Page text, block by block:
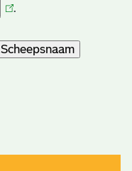
.
Scheepsnaam